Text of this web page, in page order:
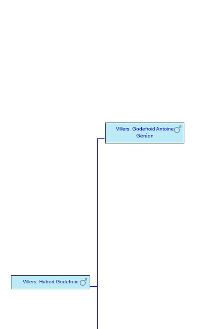
Villers, Hubert Godefroid
Villers, Godefroid Antoine
Géréon